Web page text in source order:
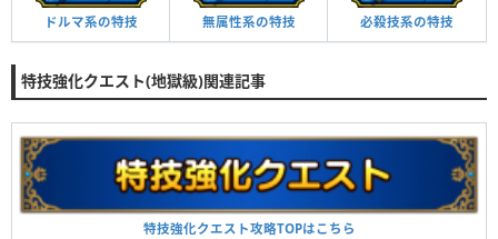
ドルマ系の特技 無属性系の特技 必殺技系の特技
特技強化クエスト(地獄級)関連記事
特技強化クエスト攻略TOPはこちら